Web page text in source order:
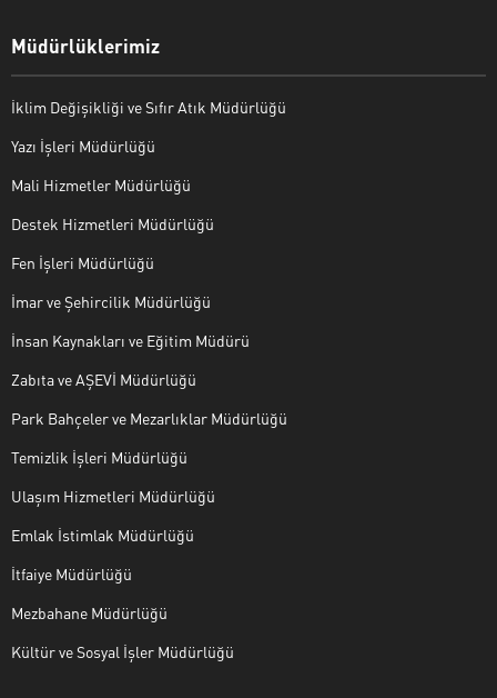
Müdürlüklerimiz
İklim Değişikliği ve Sıfır Atık Müdürlüğü
Yazı İşleri Müdürlüğü
Mali Hizmetler Müdürlüğü
Destek Hizmetleri Müdürlüğü
Fen İşleri Müdürlüğü
İmar ve Şehircilik Müdürlüğü
İnsan Kaynakları ve Eğitim Müdürü
Zabıta ve AŞEVİ Müdürlüğü
Park Bahçeler ve Mezarlıklar Müdürlüğü
Temizlik İşleri Müdürlüğü
Ulaşım Hizmetleri Müdürlüğü
Emlak İstimlak Müdürlüğü
İtfaiye Müdürlüğü
Mezbahane Müdürlüğü
Kültür ve Sosyal İşler Müdürlüğü